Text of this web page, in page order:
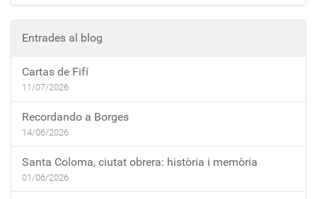
Entrades al blog
Cartas de Fifí
11/07/2026
Recordando a Borges
14/06/2026
Santa Coloma, ciutat obrera: història i memòria
01/06/2026